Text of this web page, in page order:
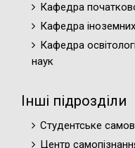
Кафедра
Кафедра
Кафедра
наук
Інші підрозділи
Студентське
Центр